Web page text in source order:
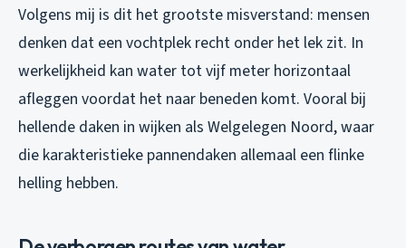
Volgens mij is dit het grootste misverstand: mensen
denken dat een vochtplek recht onder het lek zit. In
werkelijkheid kan water tot vijf meter horizontaal
afleggen voordat het naar beneden komt. Vooral bij
hellende daken in wijken als Welgelegen Noord, waar
die karakteristieke pannendaken allemaal een flinke
helling hebben.